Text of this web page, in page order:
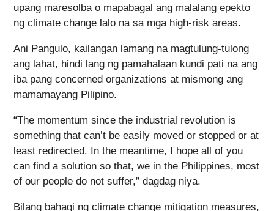
upang maresolba o mapabagal ang malalang epekto
ng climate change lalo na sa mga high-risk areas.
Ani Pangulo, kailangan lamang na magtulung-tulong
ang lahat, hindi lang ng pamahalaan kundi pati na ang
iba pang concerned organizations at mismong ang
mamamayang Pilipino.
“The momentum since the industrial revolution is
something that can’t be easily moved or stopped or at
least redirected. In the meantime, I hope all of you
can find a solution so that, we in the Philippines, most
of our people do not suffer,” dagdag niya.
Bilang bahagi ng climate change mitigation measures,